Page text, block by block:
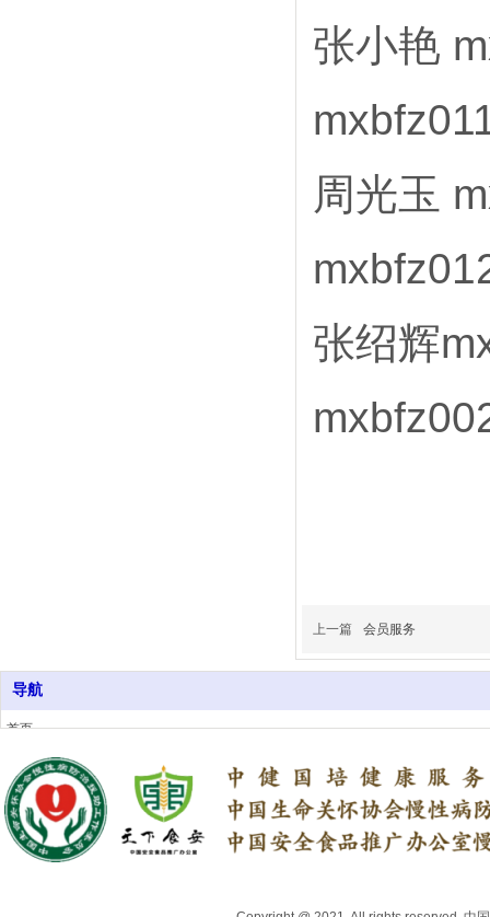
张小艳
周光玉
张绍辉
上一篇 会员服务
导航
首页
关于我们
行业资讯
上医头条号
中医药健康品牌推荐
专家委员会